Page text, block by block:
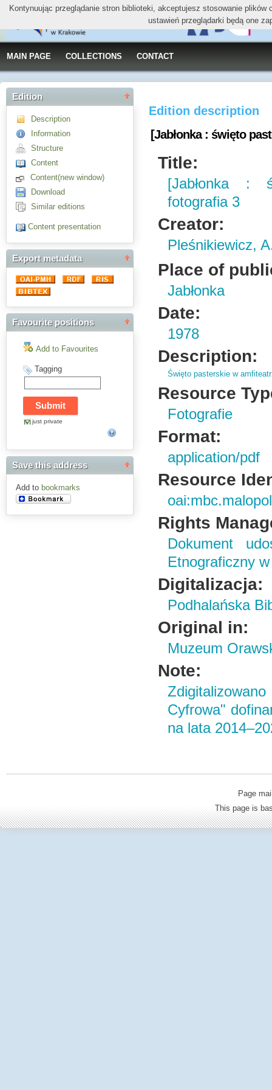
MAIN PAGE COLLECTIONS CONTACT
Edition
Description
Information
Structure
Content
Content(new window)
Download
Similar editions
Content presentation
Export metadata
Favourite positions
Add to Favourites
Tagging
just private
Save this address
Add to bookmarks
Edition description
[Jabłonka : święto
Title:
[Jabłonka :
fotografia 3
Creator:
Pleśnikiewicz,
Place of
Jabłonka
Date:
1978
Description:
Święto pasterskie w
Resource
Fotografie
Format:
application/pdf
Resource
Rights
Dokument
Etnograficzny
Digitalizacja:
Podhalańska
Original in:
Muzeum
Note:
Cyfrowa"
na lata
Page
This page is
Kontynuując przeglądanie stron biblioteki, akceptujesz stosowanie
ustawień przeglądarki będą one